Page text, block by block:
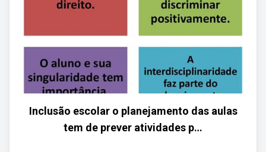
Inclusão escolar o planejamento das aulas
tem de prever atividades p…